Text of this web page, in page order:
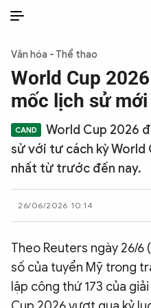
THỜI SỰ
CHỐNG DIỄN BIẾN HÒA BÌNH
CÔNG AN TRONG LÒNG DÂN
CÔNG NGHỆ
Văn hóa - Thể thao
World Cup
mốc lịch sử mới
World Cup 2026
sử với tư cách kỳ World
nhất từ trước đến nay.
26/06/2026 10:14
Theo Reuters ngày 26/6
số của tuyển Mỹ trong
lập công thứ 173 của